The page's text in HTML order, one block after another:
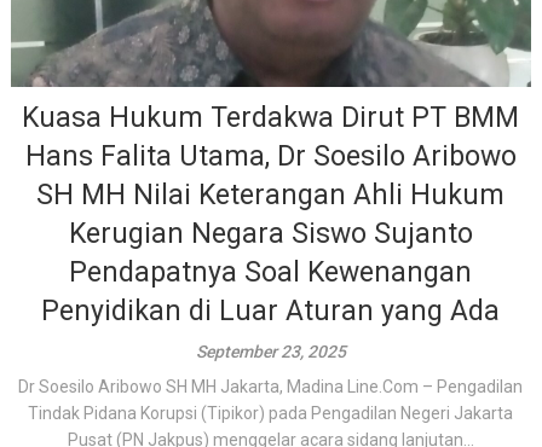
Kuasa Hukum Terdakwa Dirut PT BMM
Hans Falita Utama, Dr Soesilo Aribowo
SH MH Nilai Keterangan Ahli Hukum
Kerugian Negara Siswo Sujanto
Pendapatnya Soal Kewenangan
Penyidikan di Luar Aturan yang Ada
September 23, 2025
Dr Soesilo Aribowo SH MH Jakarta, Madina Line.Com – Pengadilan
Tindak Pidana Korupsi (Tipikor) pada Pengadilan Negeri Jakarta
Pusat (PN Jakpus) menggelar acara sidang lanjutan...